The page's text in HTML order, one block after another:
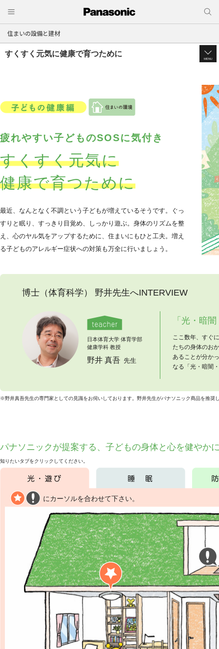
住まいの設備と建材
すくすく元気に健康で育つために
MENU
疲れやすい子どものSOSに気付き
すくすく元気に
健康で育つために
最近、なんとなく不調という子どもが増えているそうです。ぐっ
すりと眠り、すっきり目覚め、しっかり遊ぶ。身体のリズムを整
え、心のヤル気をアップするために、住まいにもひと工夫。増え
る子どものアレルギー症状への対策も万全に行いましょう。
博士（体育科学） 野井先生へINTERVIEW
日本体育大学 体育学部
健康学科 教授
野井 真吾 先生
「光・暗
ここ数年、すぐ
たちの身体のお
あることが分か
なる「光・暗闇
※野井真吾先生の専門家としての見識をお伺いしております。野井先生がパナソニック商品を推奨
パナソニックが提案する、子どもの身体と心を健やか
知りたいタブをクリックしてください。
にカーソルを合わせて下さい。